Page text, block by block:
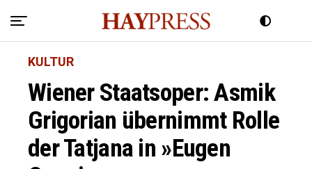
KULTUR
Wiener Staatsoper: Asmik
Grigorian übernimmt Rolle
der Tatjana in »Eugen